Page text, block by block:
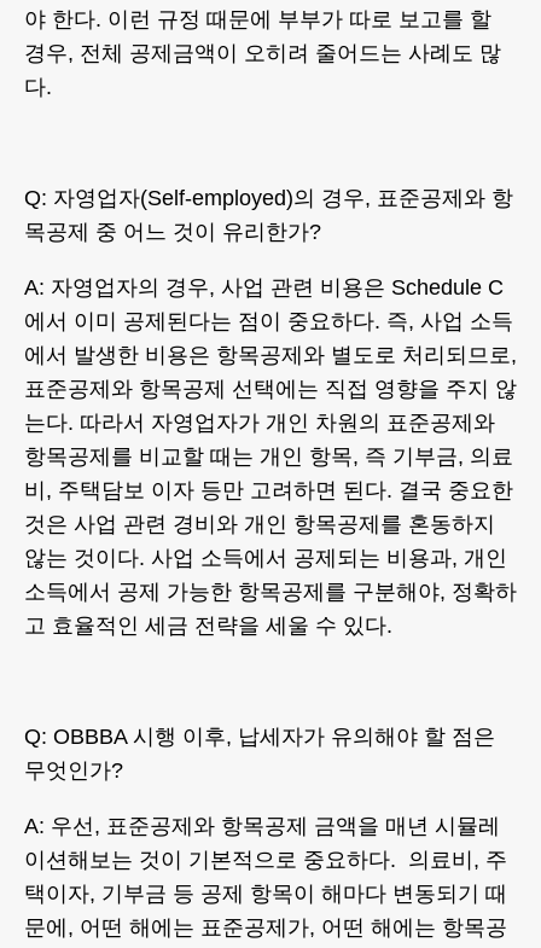
야 한다. 이런 규정 때문에 부부가 따로 보고를 할
경우, 전체 공제금액이 오히려 줄어드는 사례도 많
다.
Q: 자영업자(Self-employed)의 경우, 표준공제와 항
목공제 중 어느 것이 유리한가?
A: 자영업자의 경우, 사업 관련 비용은 Schedule C
에서 이미 공제된다는 점이 중요하다. 즉, 사업 소득
에서 발생한 비용은 항목공제와 별도로 처리되므로,
표준공제와 항목공제 선택에는 직접 영향을 주지 않
는다. 따라서 자영업자가 개인 차원의 표준공제와
항목공제를 비교할 때는 개인 항목, 즉 기부금, 의료
비, 주택담보 이자 등만 고려하면 된다. 결국 중요한
것은 사업 관련 경비와 개인 항목공제를 혼동하지
않는 것이다. 사업 소득에서 공제되는 비용과, 개인
소득에서 공제 가능한 항목공제를 구분해야, 정확하
고 효율적인 세금 전략을 세울 수 있다.
Q: OBBBA 시행 이후, 납세자가 유의해야 할 점은
무엇인가?
A: 우선, 표준공제와 항목공제 금액을 매년 시뮬레
이션해보는 것이 기본적으로 중요하다. 의료비, 주
택이자, 기부금 등 공제 항목이 해마다 변동되기 때
문에, 어떤 해에는 표준공제가, 어떤 해에는 항목공